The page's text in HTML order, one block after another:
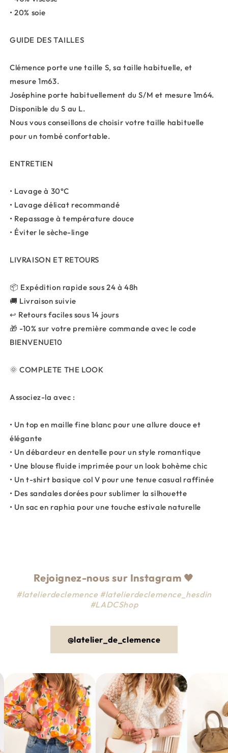
• 20% soie
GUIDE DES TAILLES
Clémence porte une taille S, sa taille habituelle, et
mesure 1m63.
Joséphine porte habituellement du S/M et mesure 1m64.
Disponible du S au L.
Nous vous conseillons de choisir votre taille habituelle
pour un tombé confortable.
ENTRETIEN
• Lavage à 30°C
• Lavage délicat recommandé
• Repassage à température douce
• Éviter le sèche-linge
LIVRAISON ET RETOURS
📦 Expédition rapide sous 24 à 48h
🚚 Livraison suivie
↩ Retours faciles sous 14 jours
🎁 -10% sur votre première commande avec le code
BIENVENUE10
🌞 COMPLETE THE LOOK
Associez-la avec :
• Un top en maille fine blanc pour une allure douce et
élégante
• Un débardeur en dentelle pour un style romantique
• Une blouse fluide imprimée pour un look bohème chic
• Un t-shirt basique col V pour une tenue casual raffinée
• Des sandales dorées pour sublimer la silhouette
• Un sac en raphia pour une touche estivale naturelle
Rejoignez-nous sur Instagram 🖤
#latelierdeclemence #latelierdeclemence_hesdin
#LADCShop
@latelier_de_clemence